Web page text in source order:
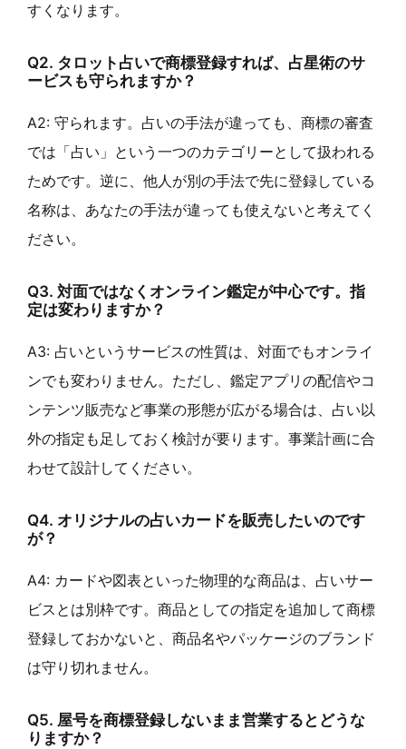
すくなります。
Q2. タロット占いで商標登録すれば、占星術のサ
ービスも守られますか？
A2: 守られます。占いの手法が違っても、商標の審査
では「占い」という一つのカテゴリーとして扱われる
ためです。逆に、他人が別の手法で先に登録している
名称は、あなたの手法が違っても使えないと考えてく
ださい。
Q3. 対面ではなくオンライン鑑定が中心です。指
定は変わりますか？
A3: 占いというサービスの性質は、対面でもオンライ
ンでも変わりません。ただし、鑑定アプリの配信やコ
ンテンツ販売など事業の形態が広がる場合は、占い以
外の指定も足しておく検討が要ります。事業計画に合
わせて設計してください。
Q4. オリジナルの占いカードを販売したいのです
が？
A4: カードや図表といった物理的な商品は、占いサー
ビスとは別枠です。商品としての指定を追加して商標
登録しておかないと、商品名やパッケージのブランド
は守り切れません。
Q5. 屋号を商標登録しないまま営業するとどうな
りますか？